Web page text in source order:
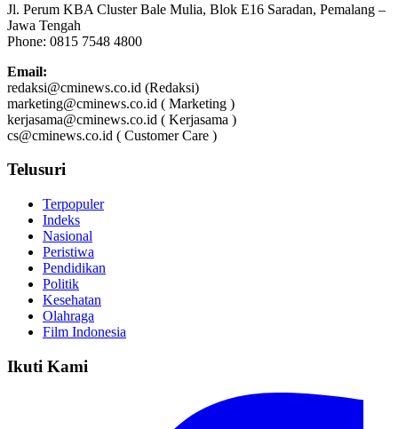
Jl. Perum KBA Cluster Bale Mulia, Blok E16 Saradan, Pemalang –
Jawa Tengah
Phone: 0815 7548 4800
Email:
redaksi@cminews.co.id (Redaksi)
marketing@cminews.co.id ( Marketing )
kerjasama@cminews.co.id ( Kerjasama )
cs@cminews.co.id ( Customer Care )
Telusuri
Terpopuler
Indeks
Nasional
Peristiwa
Pendidikan
Politik
Kesehatan
Olahraga
Film Indonesia
Ikuti Kami